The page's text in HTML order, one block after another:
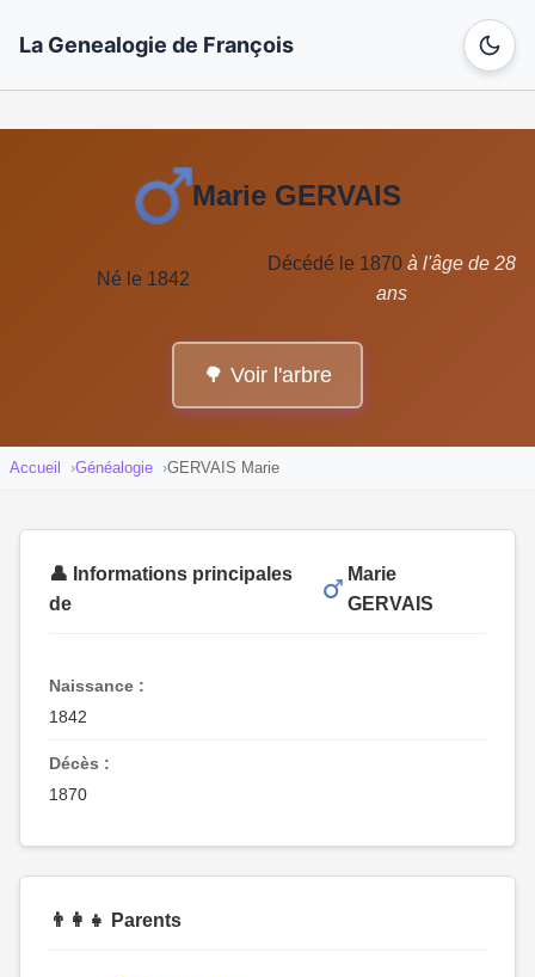
La Genealogie de François
Marie GERVAIS
Né le 1842
Décédé le 1870 à l'âge de 28
ans
🌳 Voir l'arbre
Accueil Généalogie GERVAIS Marie
👤 Informations principales
de
Marie
GERVAIS
Naissance :
1842
Décès :
1870
👨‍👩‍👧 Parents